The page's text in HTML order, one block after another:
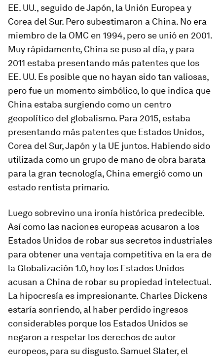
EE. UU., seguido de Japón, la Unión Europea y
Corea del Sur. Pero subestimaron a China. No era
miembro de la OMC en 1994, pero se unió en 2001.
Muy rápidamente, China se puso al día, y para
2011 estaba presentando más patentes que los
EE. UU. Es posible que no hayan sido tan valiosas,
pero fue un momento simbólico, lo que indica que
China estaba surgiendo como un centro
geopolítico del globalismo. Para 2015, estaba
presentando más patentes que Estados Unidos,
Corea del Sur, Japón y la UE juntos. Habiendo sido
utilizada como un grupo de mano de obra barata
para la gran tecnología, China emergió como un
estado rentista primario.
Luego sobrevino una ironía histórica predecible.
Así como las naciones europeas acusaron a los
Estados Unidos de robar sus secretos industriales
para obtener una ventaja competitiva en la era de
la Globalización 1.0, hoy los Estados Unidos
acusan a China de robar su propiedad intelectual.
La hipocresía es impresionante. Charles Dickens
estaría sonriendo, al haber perdido ingresos
considerables porque los Estados Unidos se
negaron a respetar los derechos de autor
europeos, para su disgusto. Samuel Slater, el